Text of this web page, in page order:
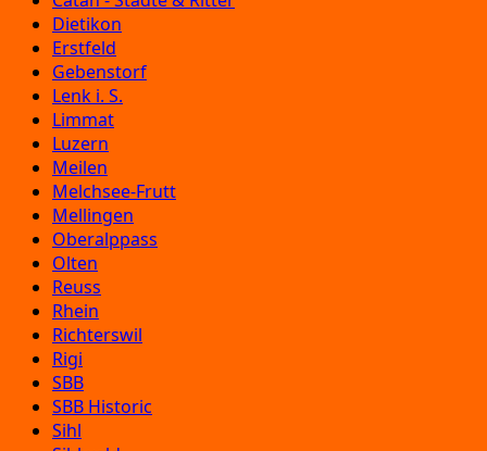
Dietikon
Erstfeld
Gebenstorf
Lenk i. S.
Limmat
Luzern
Meilen
Melchsee-Frutt
Mellingen
Oberalppass
Olten
Reuss
Rhein
Richterswil
Rigi
SBB
SBB Historic
Sihl